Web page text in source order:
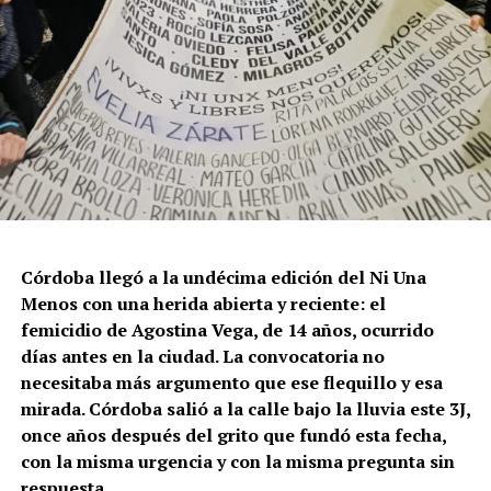
Córdoba llegó a la undécima edición del Ni Una
Menos con una herida abierta y reciente: el
femicidio de Agostina Vega, de 14 años, ocurrido
días antes en la ciudad. La convocatoria no
necesitaba más argumento que ese flequillo y esa
mirada. Córdoba salió a la calle bajo la lluvia este 3J,
once años después del grito que fundó esta fecha,
con la misma urgencia y con la misma pregunta sin